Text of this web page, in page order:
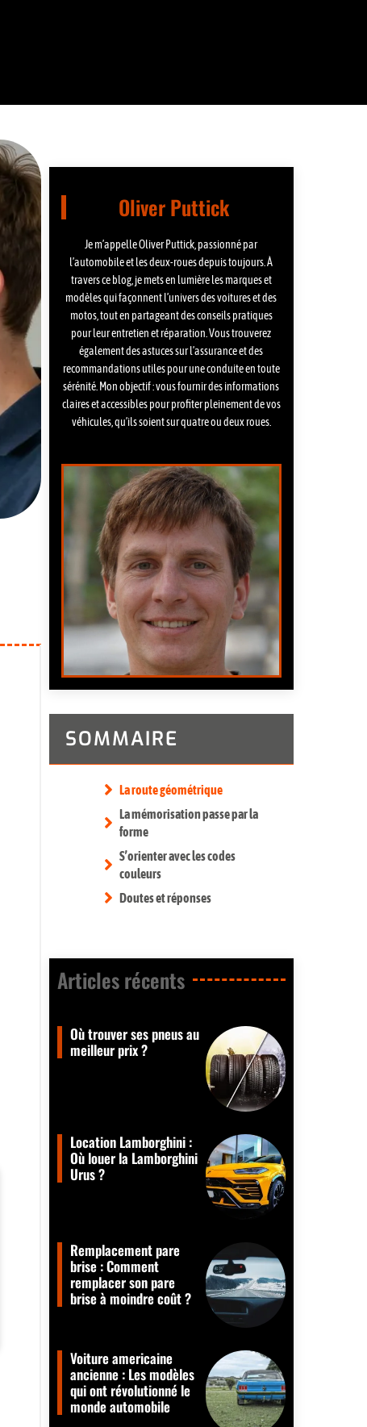
Oliver Puttick
Je m’appelle Oliver Puttick, passionné par
l’automobile et les deux-roues depuis toujours. À
travers ce blog, je mets en lumière les marques et
modèles qui façonnent l’univers des voitures et des
motos, tout en partageant des conseils pratiques
pour leur entretien et réparation. Vous trouverez
également des astuces sur l’assurance et des
recommandations utiles pour une conduite en toute
sérénité. Mon objectif : vous fournir des informations
claires et accessibles pour profiter pleinement de vos
véhicules, qu’ils soient sur quatre ou deux roues.
SOMMAIRE
La route géométrique
La mémorisation passe par la
forme
S’orienter avec les codes
couleurs
Doutes et réponses
Articles récents​
Où trouver ses pneus au
meilleur prix ?
Location Lamborghini :
Où louer la Lamborghini
Urus ?
Remplacement pare
brise : Comment
remplacer son pare
brise à moindre coût ?
Voiture americaine
ancienne : Les modèles
qui ont révolutionné le
monde automobile